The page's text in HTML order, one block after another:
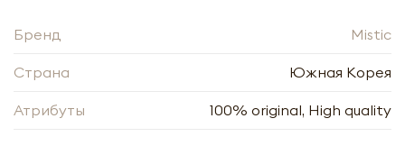
Бренд Mistic
Страна Южная Корея
Атрибуты 100% original, High quality
Глубокоочищающий содовый скраб для